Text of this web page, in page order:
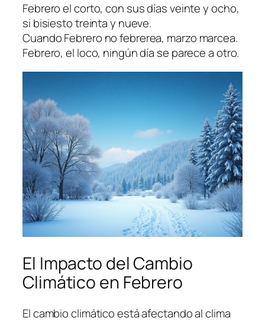
Febrero el corto, con sus días veinte y ocho,
si bisiesto treinta y nueve.
Cuando Febrero no febrerea, marzo marcea.
Febrero, el loco, ningún día se parece a otro.
El Impacto del Cambio
Climático en Febrero
El cambio climático está afectando al clima